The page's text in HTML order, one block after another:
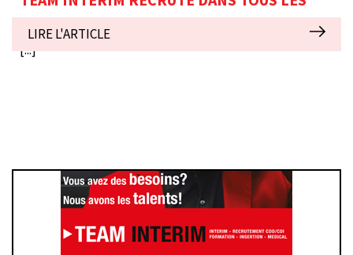
SECTEURS AU SEIN DE CES AGENCES
[...]
LIRE L'ARTICLE